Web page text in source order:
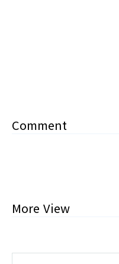
Comment
More View